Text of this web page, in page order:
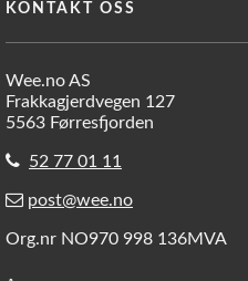
KONTAKT OSS
Wee.no AS
Frakkagjerdvegen 127
5563 Førresfjorden
52 77 01 11
post@wee.no
Org.nr NO970 998 136MVA